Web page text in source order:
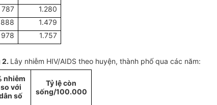
787
1.280
888
1.479
978 1.757
2. Lây nhiễm HIV/AIDS theo huyện, thành phố qua các năm:
nhiễm
so với
số
Tỷ lệ còn
sống/100.000